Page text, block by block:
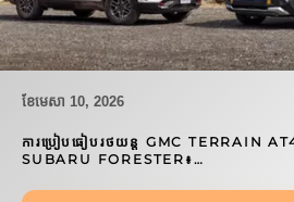
ខែ​មេសា 10, 2026
ការប្រៀបធៀបរថយន្ត GMC TERRAIN
SUBARU FORESTER៖…